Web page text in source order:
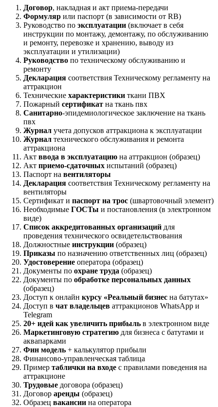
Договор, накладная и акт приема-передачи
Формуляр или паспорт (в зависимости от RB)
Руководство по эксплуатации (включает в себя
инструкции по монтажу, демонтажу, по обслуживанию
и ремонту, перевозке и хранению, выводу из
эксплуатации и утилизации)
Руководство по техническому обслуживанию и
ремонту
Декларация соответствия Техническому регламенту на
аттракцион
Технические характеристики ткани ПВХ
Пожарный сертификат на ткань пвх
Санитарно-эпидемиологическое заключение на ткань
пвх
Журнал учета допусков аттракциона к эксплуатации
Журнал технического обслуживания и ремонта
аттракциона
Акт ввода в эксплуатацию на аттракцион (образец)
Акт приемо-сдаточных испытаний (образец)
Паспорт на вентиляторы
Декларация соответствия Техническому регламенту на
вентиляторы
Сертификат и паспорт на трос (швартовочный элемент)
Необходимые ГОСТы и постановления (в электронном
виде)
Список аккредитованных организаций для
проведения технического освидетельствования
Должностные инструкции (образец)
Приказы по назначению ответственных лиц (образец)
Удостоверение оператора (образец)
Документы по охране труда (образец)
Документы по обработке персональных данных
(образец)
Доступ к онлайн курсу «Реальный бизнес на батутах»
Доступ в чат владельцев аттракционов WhatsApp и
Telegram
20+ идей как увеличить прибыль в электронном виде
Маркетинговую стратегию для бизнеса с батутами и
аквапарками
Фин модель + калькулятор прибыли
Финансово-управленческая таблица
Пример таблички на входе с правилами поведения на
аттракционе
Трудовые договора (образец)
Договор аренды (образец)
Образец вакансии на оператора